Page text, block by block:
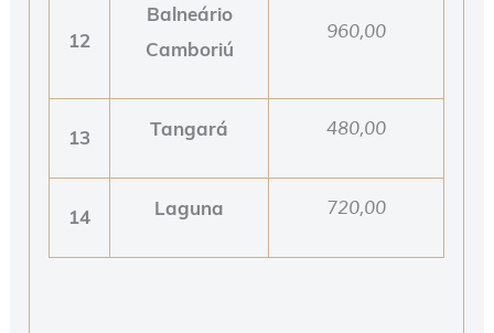
12
Balneário
Camboriú
960,00
13 Tangará 480,00
14 Laguna 720,00